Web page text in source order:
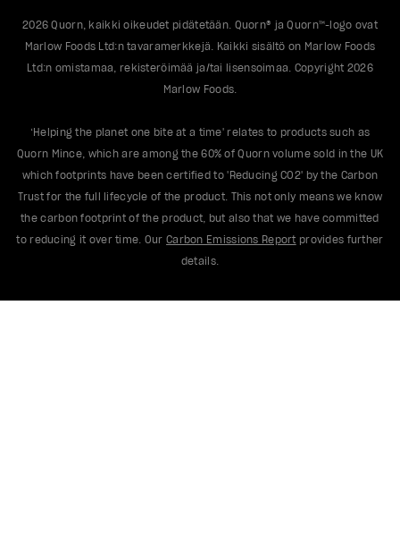
2026Quorn, kaikki oikeudet pidätetään. Quorn® ja Quorn™-logo ovat
Marlow Foods Ltd:n tavaramerkkejä. Kaikki sisältö on Marlow Foods
Ltd:n omistamaa, rekisteröimää ja/tai lisensoimaa. Copyright 2026
Marlow Foods.
‘Helping the planet one bite at a time' relates to products such as
Quorn Mince, which are among the 60% of Quorn volume sold in the UK
which footprints have been certified to 'Reducing CO2' by the Carbon
Trust for the full lifecycle of the product. This not only means we know
the carbon footprint of the product, but also that we have committed
to reducing it over time. OurCarbon Emissions Report provides further
details.